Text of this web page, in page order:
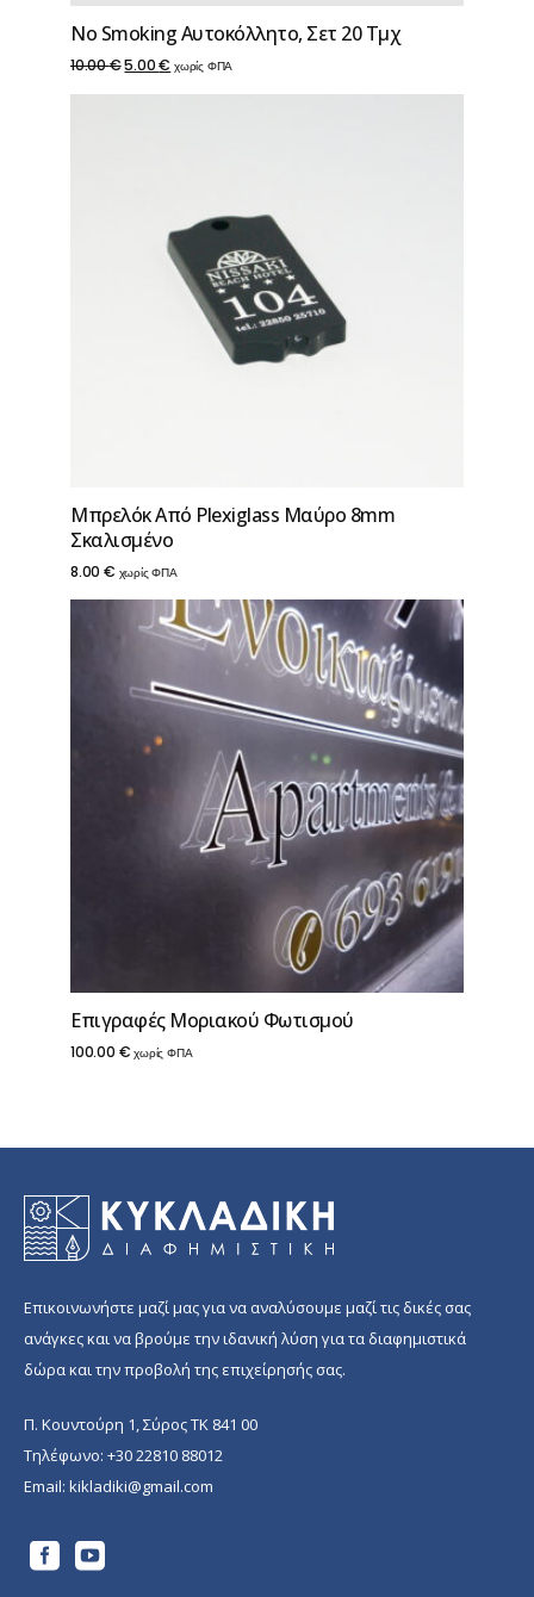
No Smoking Αυτοκόλλητο, Σετ 20 Τμχ
10.00€Original
5.00€ Η
5.00 €.
χωρίς ΦΠΑ
Μπρελόκ Από Ρlexiglass Μαύρο 8mm
Σκαλισμένο
8.00 € χωρίς ΦΠΑ
Επιγραφές Μοριακού Φωτισμού
100.00 € χωρίς ΦΠΑ
Επικοινωνήστε μαζί μας για να αναλύσουμε μαζί τις δικές σας
ανάγκες και να βρούμε την ιδανική λύση για τα διαφημιστικά
δώρα και την προβολή της επιχείρησής σας.
Π. Κουντούρη 1, Σύρος ΤΚ 841 00
Τηλέφωνο: +30 22810 88012
Email: kikladiki@gmail.com